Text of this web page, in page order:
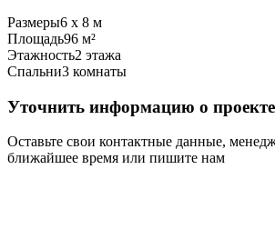
Размеры6 х 8 м
Площадь96 м²
Этажность2 этажа
Спальни3 комнаты
Уточнить информацию о проекте
Оставьте свои контактные данные,
ближайшее время или пишите нам